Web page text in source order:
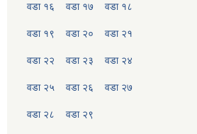
वडा १६ वडा १७ वडा १८
वडा १९ वडा २० वडा २१
वडा २२ वडा २३ वडा २४
वडा २५ वडा २६ वडा २७
वडा २८ वडा २९